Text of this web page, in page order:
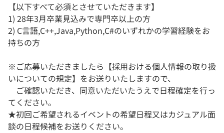
【以下すべて必須とさせていただきます】
1) 28年3月卒業見込みで専門卒以上の方
2) C言語,C++,Java,Python,C#のいずれかの学習経験をお
持ちの方
※ご応募いただきましたら【採用おける個人情報の取り扱
いについての規定】をお送りいたしますので、
ご確認いただき、同意いただいたうえで日程確定を行っ
てください。
★初回ご希望されるイベントの希望日程又はカジュアル面
談の日程候補をお送りください。